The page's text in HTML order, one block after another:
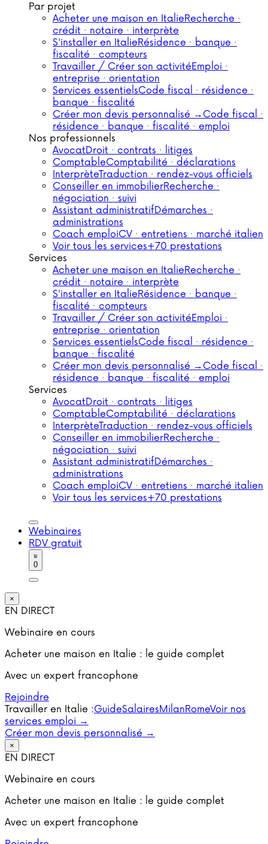
Par projet
Acheter une maison en ItalieRecherche ·
crédit · notaire · interprète
S'installer en ItalieRésidence · banque ·
fiscalité · compteurs
Travailler / Créer son activitéEmploi ·
entreprise · orientation
Services essentielsCode fiscal · résidence ·
banque · fiscalité
Créer mon devis personnalisé → Code fiscal ·
résidence · banque · fiscalité · emploi
Nos professionnels
AvocatDroit · contrats · litiges
ComptableComptabilité · déclarations
InterprèteTraduction · rendez-vous officiels
Conseiller en immobilierRecherche ·
négociation · suivi
Assistant administratifDémarches ·
administrations
Coach emploiCV · entretiens · marché italien
Voir tous les services+70 prestations
Services
Acheter une maison en ItalieRecherche ·
crédit · notaire · interprète
S'installer en ItalieRésidence · banque ·
fiscalité · compteurs
Travailler / Créer son activitéEmploi ·
entreprise · orientation
Services essentielsCode fiscal · résidence ·
banque · fiscalité
Créer mon devis personnalisé → Code fiscal ·
résidence · banque · fiscalité · emploi
Services
AvocatDroit · contrats · litiges
ComptableComptabilité · déclarations
InterprèteTraduction · rendez-vous officiels
Conseiller en immobilierRecherche ·
négociation · suivi
Assistant administratifDémarches ·
administrations
Coach emploiCV · entretiens · marché italien
Voir tous les services+70 prestations
Webinaires
RDV gratuit
0
×
EN DIRECT
Webinaire en cours
Acheter une maison en Italie : le guide complet
Avec un expert francophone
Rejoindre
Travailler en Italie :GuideSalairesMilanRomeVoir nos
services emploi →
Créer mon devis personnalisé →
×
EN DIRECT
Webinaire en cours
Acheter une maison en Italie : le guide complet
Avec un expert francophone